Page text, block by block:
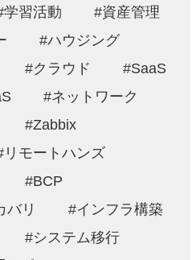
学習活動
資産管理
ハウジング
クラウド
SaaS
ネットワーク
Zabbix
リモートハンズ
BCP
バリ
インフラ構築
システム移行